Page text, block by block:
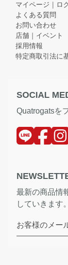
マイページ｜ロ
よくある質問
お問い合わせ
店舗｜イベント
採用情報
特定商取引法に
SOCIAL
Quatrogatsを
最新の商品情
していきます。
お客様のメー